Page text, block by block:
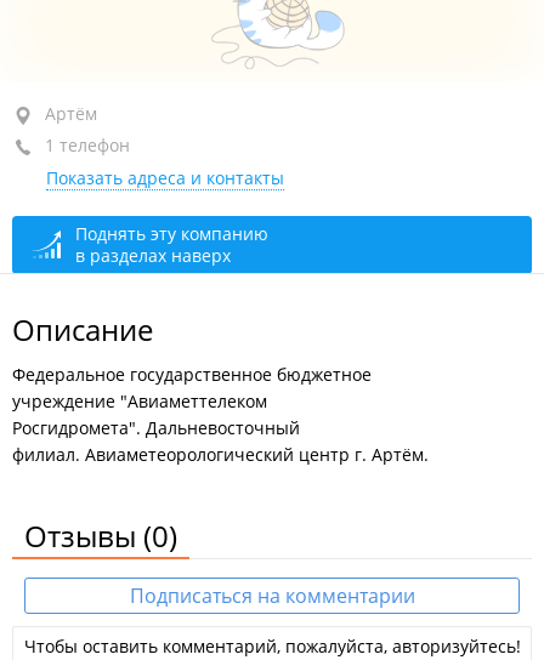
Артём, ул. Владимира Сайбеля, 41
+7 (423) 230-71-84
Администрация закрыто, откроется в 08:00
круглосуточно
Артём
1 телефон
Показать адреса и контакты
Поднять эту компанию
в разделах наверх
Описание
Федеральное государственное бюджетное
учреждение "Авиаметтелеком
Росгидромета". Дальневосточный
филиал. Авиаметеорологический центр г. Артём.
Отзывы (0)
Подписаться на комментарии
Чтобы оставить комментарий, пожалуйста, авторизуйтесь!